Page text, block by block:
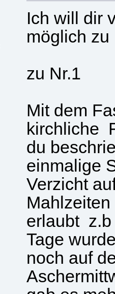
Ich will dir
möglich zu
zu Nr.1
Mit dem
kirchliche
du
einmalige
Verzicht
erlaubt
Tage
noch auf